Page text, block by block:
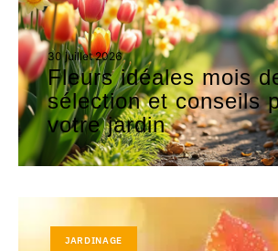
30 juillet 2026
Fleurs idéales mois
sélection et conseils
votre jardin
JARDINAGE